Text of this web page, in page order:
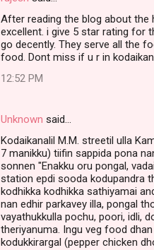
After reading the blog about the
excellent. i give 5 star rating for
go decently. They serve all the
food. Dont miss if u r in
12:52 PM
Unknown said…
Kodaikanalil M.M. streetil ulla
7 manikku) tiifin sappida pona
sonnen "Enakku oru pongal,
station epdi sooda kodupandra
kodhikka kodhikka sathiyamai
nan edhir parkavey illa, pongal
vayathukkulla pochu, poori, idli,
theriyanuma. Ingu veg food
kodukkirargal (pepper chicken